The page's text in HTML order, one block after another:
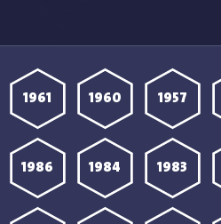
1957
1960
1961
1983
1984
1986